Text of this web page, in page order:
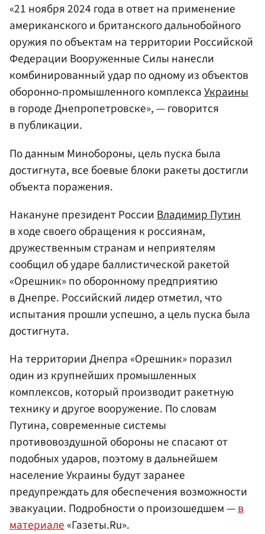
«21 ноября 2024 года в ответ на применение
американского и британского дальнобойного
оружия по объектам на территории Российской
Федерации Вооруженные Силы нанесли
комбинированный удар по одному из объектов
оборонно-промышленного комплексаУкраины
в городе Днепропетровске», — говорится
в публикации.
По данным Минобороны, цель пуска была
достигнута, все боевые блоки ракеты достигли
объекта поражения.
Накануне президент РоссииВладимир Путин
в ходе своего обращения к россиянам,
дружественным странам и неприятелям
сообщил об ударе баллистической ракетой
«Орешник» по оборонному предприятию
в Днепре. Российский лидер отметил, что
испытания прошли успешно, а цель пуска была
достигнута.
На территории Днепра «Орешник» поразил
один из крупнейших промышленных
комплексов, который производит ракетную
технику и другое вооружение. По словам
Путина, современные системы
противовоздушной обороны не спасают от
подобных ударов, поэтому в дальнейшем
население Украины будут заранее
предупреждать для обеспечения возможности
эвакуации. Подробности о произошедшем —в
материале«Газеты.Ru».